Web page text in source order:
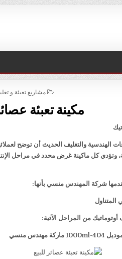
POSTED
مشاريع تعبئة و
مكينة تعبئة
والتغليف الحديث أن توضح
كل ماكينة غرض محدد في مراحل
شركة المهندس منسي بأنها:
المتناول
من المراحل الآتية:
404-1000ml ماركة مهندس منسي